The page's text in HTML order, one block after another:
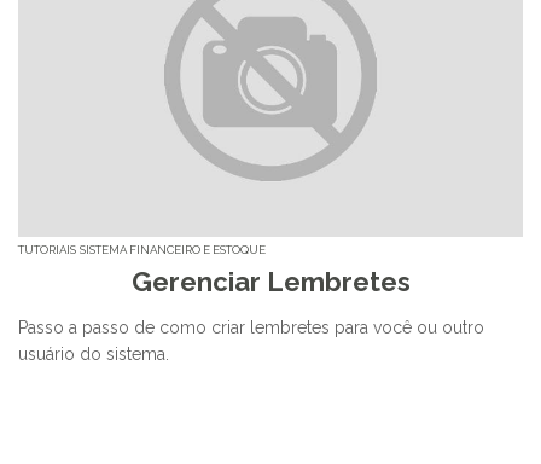
TUTORIAIS SISTEMA FINANCEIRO E ESTOQUE
Gerenciar Lembretes
Passo a passo de como criar lembretes para você ou outro
usuário do sistema.